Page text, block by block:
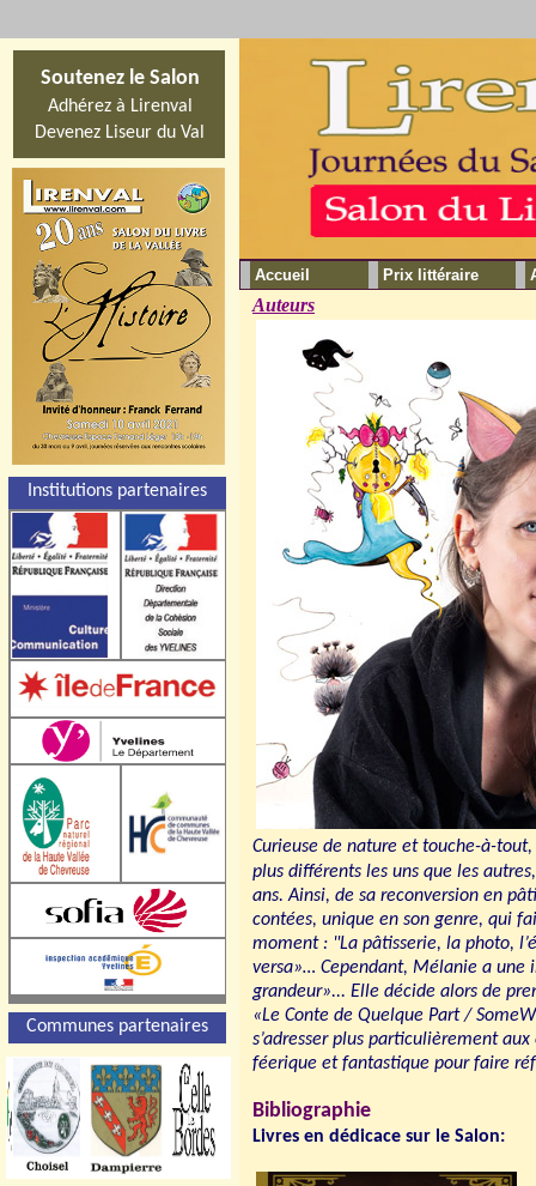
Auteurs
Curieuse de nature et touche-à-tout,
plus différents les uns que les
ans. Ainsi, de sa reconversion en
contées, unique en son genre, qui
moment : "La pâtisserie, la photo,
versa»… Cependant, Mélanie a une
grandeur»... Elle décide alors de
«Le Conte de Quelque Part /
s’adresser plus particulièrement
féerique et fantastique pour faire
Bibliographie
Livres en dédicace sur le Salon:
Accueil Prix littéraire
Soutenez le Salon
Adhérez à Lirenval
Devenez Liseur du Val
Institutions partenaires
Communes partenaires